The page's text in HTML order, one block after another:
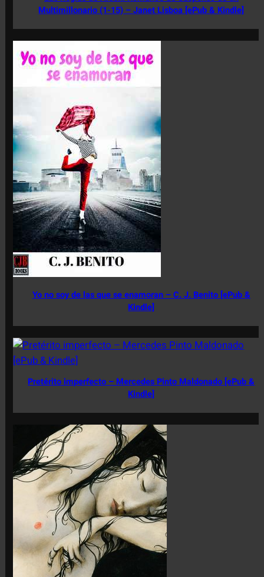
Multimillonario (1-15) – Janet Lisboa [ePub & Kindle]
Yo no soy de las que se enamoran – C. J. Benito [ePub &
Kindle]
Pretérito imperfecto – Mercedes Pinto Maldonado [ePub &
Kindle]